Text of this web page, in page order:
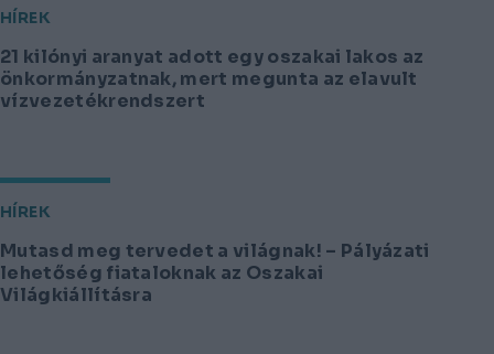
HÍREK
21 kilónyi aranyat adott egy oszakai lakos az
önkormányzatnak, mert megunta az elavult
vízvezetékrendszert
HÍREK
Mutasd meg tervedet a világnak! – Pályázati
lehetőség fiataloknak az Oszakai
Világkiállításra